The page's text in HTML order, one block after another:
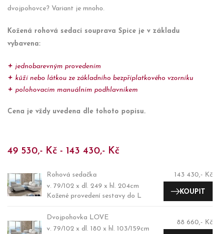
dvojpohovce? Variant je mnoho.
Kožená rohová sedací souprava Spice je v základu
vybavena:
jednobarevným provedením
kůží nebo látkou ze základního bezpříplatkového vzorníku
polohovacím manuálním podhlavníkem
Cena je vždy uvedena dle tohoto popisu.
49 530,- Kč - 143 430,- Kč
Rohová sedačka
v. 79/102 x dl. 249 x hl. 204cm
Kožené provedení sestavy do L
143 430,- Kč
KOUPIT
Dvojpohovka LOVE
v. 79/102 x dl. 180 x hl. 103/159cm
88 660,- Kč